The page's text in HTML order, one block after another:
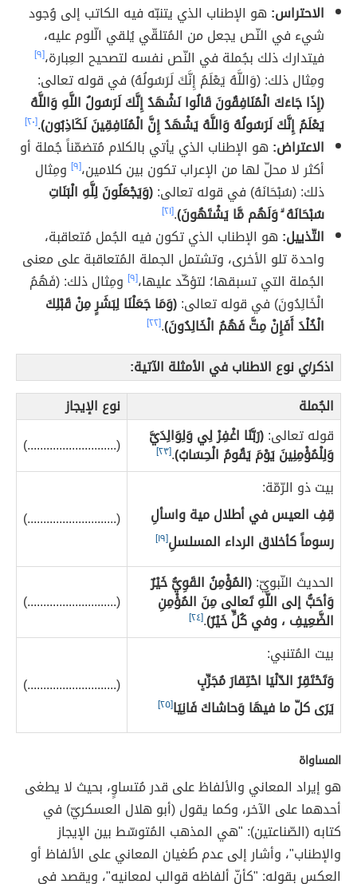
الاحتراس: هو الإطناب الذي يتنبّه فيه الكاتب إلى وُجود
شيء في النّص يجعل من المُتلقّي يُلقي الّلوم عليه،
فيتدارك ذلك بجُملة في النّص نفسه لتصحيح العِبارة،[٩]
ومِثال ذلك: (وَاللَّهُ يَعْلَمُ إِنَّكَ لَرَسُولُهُ) في قوله تعالى:
(إِذَا جَاءَكَ الْمُنَافِقُونَ قَالُوا نَشْهَدُ إِنَّكَ لَرَسُولُ اللَّهِ وَاللَّهُ
يَعْلَمُ إِنَّكَ لَرَسُولُهُ وَاللَّهُ يَشْهَدُ إِنَّ الْمُنَافِقِينَ لَكَاذِبُون).[٢٠]
الاعتراض: هو الإطناب الذي يأتي بالكلام مُتضمّناً جُملة أو
أكثر لا محلّ لها من الإعراب تكون بين كلامين،[٩] ومِثال
ذلك: (سُبْحَانَهُ) في قوله تعالى:(وَيَجْعَلُونَ لِلَّهِ الْبَنَاتِ
سُبْحَانَهُ ۙ وَلَهُم مَّا يَشْتَهُونَ).[٢١]
التّذييل: هو الإطناب الذي تكون فيه الجُمل مُتعاقبة،
واحدة تلو الأخرى، وتشتمل الجملة المُتعاقبة على معنى
الجُملة التي تسبقها؛ لتؤكّد عليها،[٩] ومِثال ذلك: (فَهُمُ
الْخَالِدُونَ) في قوله تعالى:(وَمَا جَعَلْنَا لِبَشَرٍ مِنْ قَبْلِكَ
الْخُلْدَ أَفَإِنْ مِتَّ فَهُمُ الْخَالِدُونَ).[٢٢]
اذكر/ي نوع الاطناب في الأمثلة الآتية:
الجُملة
نوع الإيجاز
قوله تعالى:(رَبَّنَا اغْفِرْ لِي وَلِوَالِدَيَّ
وَلِلْمُؤْمِنِينَ يَوْمَ يَقُومُ الْحِسَابُ).[٢٣]
(............................)
بيت ذو الرّمّة:
قِفِ العيس في أطلال مية واسألِ
رسوماً كأخلاق الرداء المسلسلِ[١٩]
(............................)
الحديث النّبويّ:(المُؤْمِنُ القَوِيُّ خَيْرٌ
وَأحَبُّ إلى اللَّهِ تَعالى مِنَ المُؤْمِنِ
الضَّعِيفِ ، وفي كُلٍّ خَيْرٌ).[٢٤]
(............................)
بيت المُتنبي:
وَتَحْتَقِرُ الدّنْيَا احْتِقارَ مُجَرِّبٍ
يَرَى كلّ ما فيهَا وَحاشاكَ فَانِيَا[٢٥]
(............................)
المساواة
هو إيراد المعاني والألفاظ على قدر مُتساوٍ، بحيث لا يطغى
أحدهما على الآخر، وكما يقول (أبو هلال العسكريّ) في
كتابه (الصّناعتين): "هي المذهب المُتوسّط بين الإيجاز
والإطناب"، وأشار إلى عدم طُغيان المعاني على الألفاظ أو
العكس بقوله: "كأنّ ألفاظه قوالب لمعانيه"، ويقصد في